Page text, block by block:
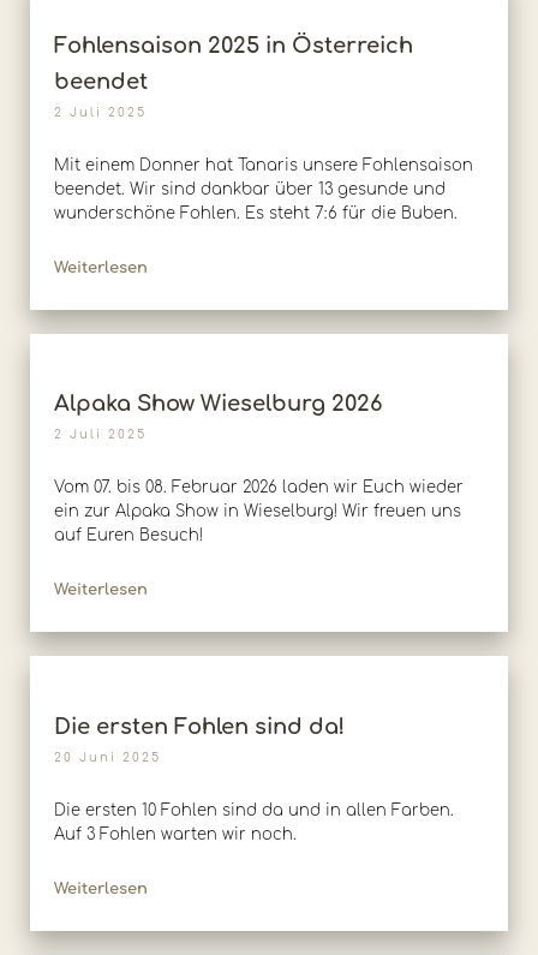
Fohlensaison 2025 in Österreich
beendet
2 Juli 2025
Mit einem Donner hat Tanaris unsere Fohlensaison
beendet. Wir sind dankbar über 13 gesunde und
wunderschöne Fohlen. Es steht 7:6 für die Buben.
Weiterlesen
Alpaka Show Wieselburg 2026
2 Juli 2025
Vom 07. bis 08. Februar 2026 laden wir Euch wieder
ein zur Alpaka Show in Wieselburg! Wir freuen uns
auf Euren Besuch!
Weiterlesen
Die ersten Fohlen sind da!
20 Juni 2025
Die ersten 10 Fohlen sind da und in allen Farben.
Auf 3 Fohlen warten wir noch.
Weiterlesen